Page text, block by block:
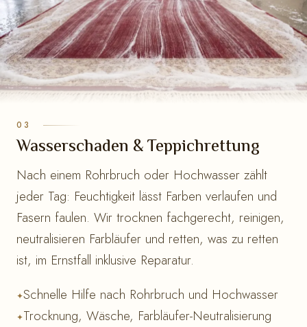
Wasserschaden & Teppichrettung
Nach einem Rohrbruch oder Hochwasser zählt
jeder Tag: Feuchtigkeit lässt Farben verlaufen und
Fasern faulen. Wir trocknen fachgerecht, reinigen,
neutralisieren Farbläufer und retten, was zu retten
ist, im Ernstfall inklusive Reparatur.
Schnelle Hilfe nach Rohrbruch und Hochwasser
Trocknung, Wäsche, Farbläufer-Neutralisierung